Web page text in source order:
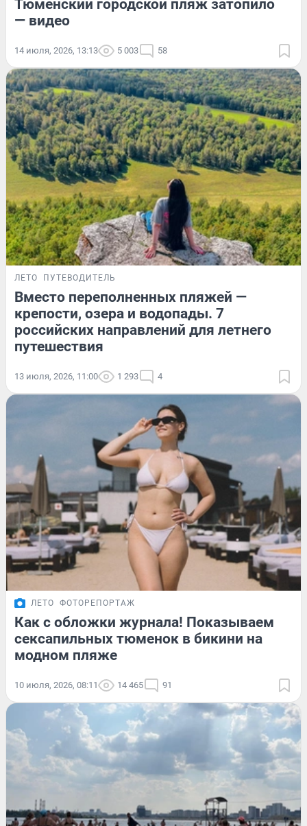
Тюменский городской пляж затопило
— видео
14 июля, 2026, 13:13 5 003 58
ЛЕТО ПУТЕВОДИТЕЛЬ
Вместо переполненных пляжей —
крепости, озера и водопады. 7
российских направлений для летнего
путешествия
13 июля, 2026, 11:00 1 293 4
ЛЕТО ФОТОРЕПОРТАЖ
Как с обложки журнала! Показываем
сексапильных тюменок в бикини на
модном пляже
10 июля, 2026, 08:11 14 465 91